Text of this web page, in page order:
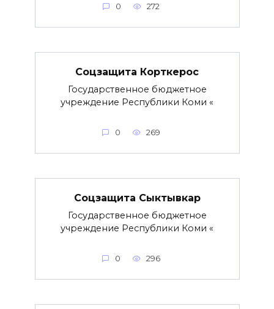
0 272
Соцзащита Корткерос
Государственное бюджетное
учреждение Республики Коми «
0 269
Соцзащита Сыктывкар
Государственное бюджетное
учреждение Республики Коми «
0 296